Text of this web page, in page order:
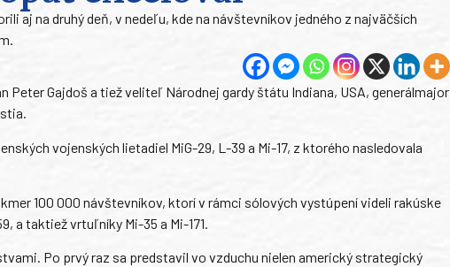
aj na druhý deň, v nedeľu, kde na návštevníkov jedného z najväčších
Gajdoš a tiež veliteľ Národnej gardy štátu Indiana, USA, generálmajor
vojenských lietadiel MiG-29, L-39 a Mi-17, z ktorého nasledovala
100 000 návštevníkov, ktorí v rámci sólových vystúpení videli rakúske
a taktiež vrtuľníky Mi-35 a Mi-171.
Po prvý raz sa predstavil vo vzduchu nielen americký strategický